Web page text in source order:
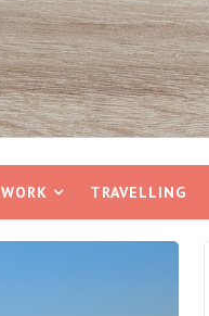
WORK TRAVELLING